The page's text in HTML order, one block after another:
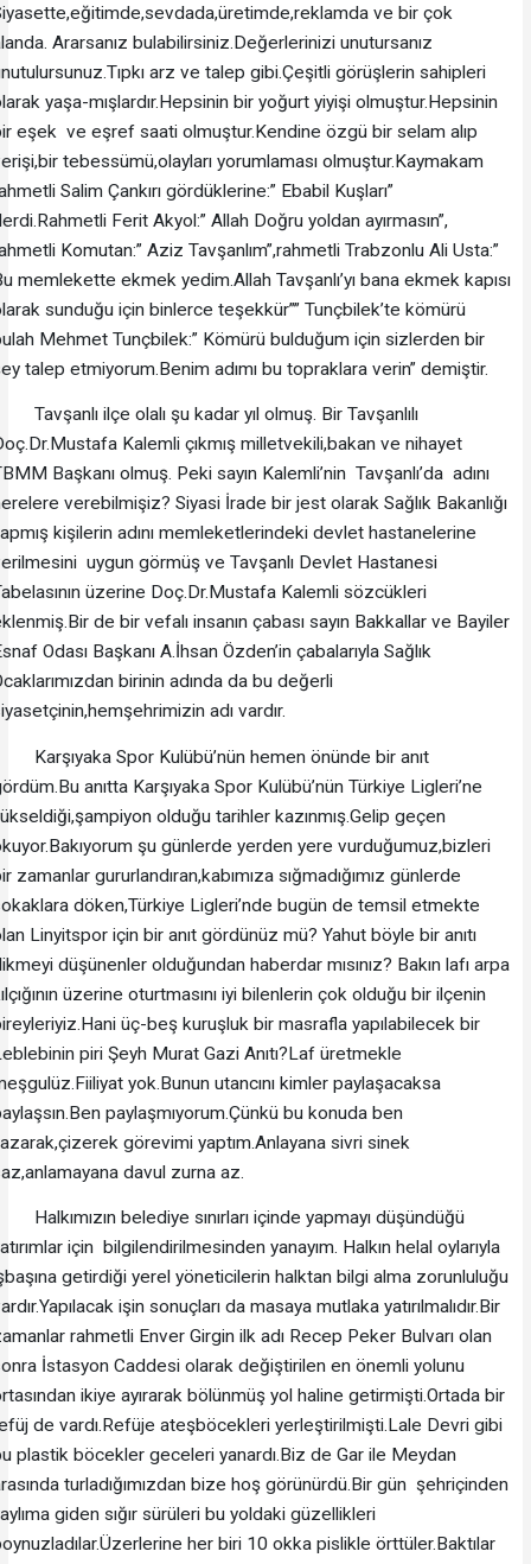
ve bir çok
Ararsanız bulabilirsiniz.Değerlerinizi unutursanız
arz ve talep gibi.Çeşitli görüşlerin sahipleri
yaşa-mışlardır.Hepsinin bir yoğurt yiyişi olmuştur.Hepsinin
eşek ve eşref saati olmuştur.Kendine özgü bir selam alıp
tebessümü,olayları yorumlaması olmuştur.Kaymakam
Salim Çankırı gördüklerine:” Ebabil Kuşları”
Ferit Akyol:” Allah Doğru yoldan ayırmasın”,
Komutan:” Aziz Tavşanlım”,rahmetli Trabzonlu Ali Usta:”
memlekette ekmek yedim.Allah Tavşanlı’yı bana ekmek kapısı
sunduğu için binlerce teşekkür”” Tunçbilek’te kömürü
Mehmet Tunçbilek:” Kömürü bulduğum için sizlerden bir
talep etmiyorum.Benim adımı bu topraklara verin” demiştir.
ilçe olalı şu kadar yıl olmuş. Bir Tavşanlılı
Kalemli çıkmış milletvekili,bakan ve nihayet
Başkanı olmuş. Peki sayın Kalemli’nin Tavşanlı’da adını
verebilmişiz? Siyasi İrade bir jest olarak Sağlık Bakanlığı
kişilerin adını memleketlerindeki devlet hastanelerine
uygun görmüş ve Tavşanlı Devlet Hastanesi
üzerine Doç.Dr.Mustafa Kalemli sözcükleri
de bir vefalı insanın çabası sayın Bakkallar ve Bayiler
Odası Başkanı A.İhsan Özden’in çabalarıyla Sağlık
birinin adında da bu değerli
adı vardır.
Spor Kulübü’nün hemen önünde bir anıt
anıtta Karşıyaka Spor Kulübü’nün Türkiye Ligleri’ne
olduğu tarihler kazınmış.Gelip geçen
şu günlerde yerden yere vurduğumuz,bizleri
zamanlar gururlandıran,kabımıza sığmadığımız günlerde
döken,Türkiye Ligleri’nde bugün de temsil etmekte
Linyitspor için bir anıt gördünüz mü? Yahut böyle bir anıtı
düşünenler olduğundan haberdar mısınız? Bakın lafı arpa
üzerine oturtmasını iyi bilenlerin çok olduğu bir ilçenin
üç-beş kuruşluk bir masrafla yapılabilecek bir
piri Şeyh Murat Gazi Anıtı?Laf üretmekle
yok.Bunun utancını kimler paylaşacaksa
paylaşmıyorum.Çünkü bu konuda ben
görevimi yaptım.Anlayana sivri sinek
davul zurna az.
belediye sınırları içinde yapmayı düşündüğü
için bilgilendirilmesinden yanayım. Halkın helal oylarıyla
getirdiği yerel yöneticilerin halktan bilgi alma zorunluluğu
işin sonuçları da masaya mutlaka yatırılmalıdır.Bir
rahmetli Enver Girgin ilk adı Recep Peker Bulvarı olan
İstasyon Caddesi olarak değiştirilen en önemli yolunu
ikiye ayırarak bölünmüş yol haline getirmişti.Ortada bir
de vardı.Refüje ateşböcekleri yerleştirilmişti.Lale Devri gibi
plastik böcekler geceleri yanardı.Biz de Gar ile Meydan
turladığımızdan bize hoş görünürdü.Bir gün şehriçinden
giden sığır sürüleri bu yoldaki güzellikleri
her biri 10 okka pislikle örttüler.Baktılar